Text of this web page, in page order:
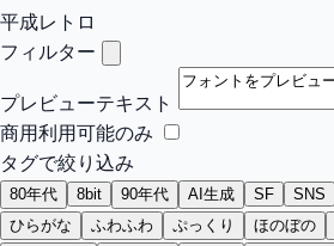
平成レトロ
フィルター
プレビューテキスト
商用利用可能のみ
タグで絞り込み
80年代 8bit 90年代 AI生成 SF SNS
ひらがな
ふわふわ ぷっくり ほのぼの